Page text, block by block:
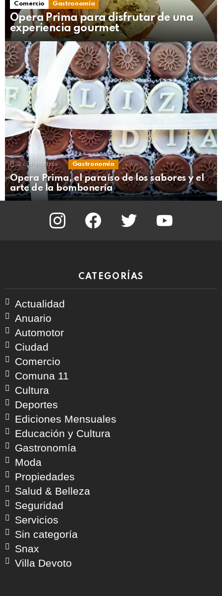
Comercio Gastronomía
Opera Prima para disfrutar de una
experiencia gourmet
2 compartido Gastronomía
Opera Prima, el paraíso de los sabores y el
arte de la bombonería
instagram facebook twitter youtube
CATEGORÍAS
Actualidad
Anuario
Automotor
Ciudad
Comercio
Comuna 11
Cultura
Deportes
Ediciones Mensuales
Educación y Cultura
Gastronomía
Moda
Propiedades
Salud & Belleza
Seguridad
Servicios
Sin categoría
Snax
Villa Devoto